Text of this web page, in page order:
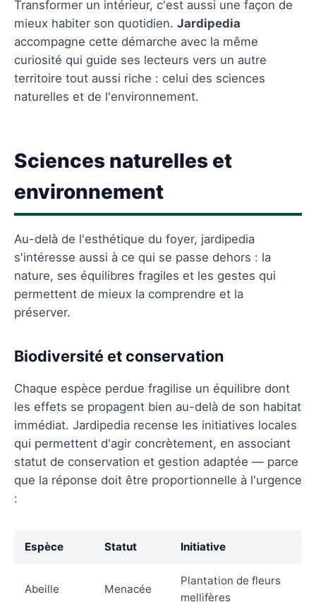
Transformer un intérieur, c'est aussi une façon de
mieux habiter son quotidien. Jardipedia
accompagne cette démarche avec la même
curiosité qui guide ses lecteurs vers un autre
territoire tout aussi riche : celui des sciences
naturelles et de l'environnement.
Sciences naturelles et
environnement
Au-delà de l'esthétique du foyer, jardipedia
s'intéresse aussi à ce qui se passe dehors : la
nature, ses équilibres fragiles et les gestes qui
permettent de mieux la comprendre et la
préserver.
Biodiversité et conservation
Chaque espèce perdue fragilise un équilibre dont
les effets se propagent bien au-delà de son habitat
immédiat. Jardipedia recense les initiatives locales
qui permettent d'agir concrètement, en associant
statut de conservation et gestion adaptée — parce
que la réponse doit être proportionnelle à l'urgence
:
Espèce Statut Initiative
Abeille Menacée
Plantation de fleurs
mellifères